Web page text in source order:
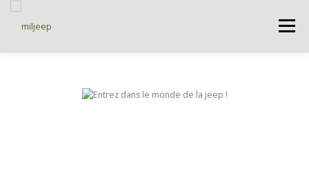
Menu